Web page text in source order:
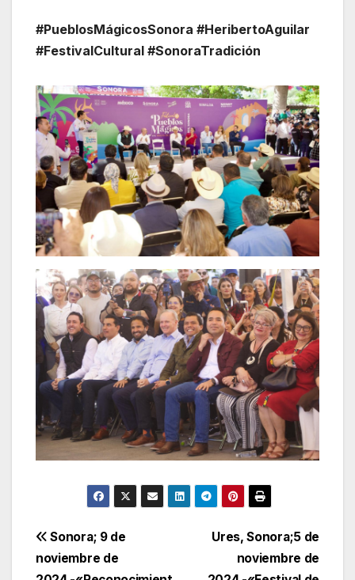
#PueblosMágicosSonora #HeribertoAguilar
#FestivalCultural #SonoraTradición
Navegación
Ures, Sonora;5 de
noviembre de
Sonora; 9 de
noviembre de